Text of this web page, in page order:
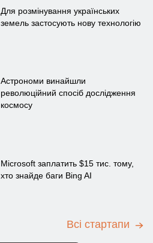
Для розмінування українських
земель застосують нову технологію
Астрономи винайшли
революційний спосіб дослідження
космосу
Microsoft заплатить $15 тис. тому,
хто знайде баги Bing AI
Всі стартапи